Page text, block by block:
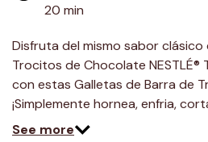
20 min
Disfruta del mismo sabor clásico
Trocitos de Chocolate NESTLÉ®
con estas Galletas de Barra de
¡Simplemente hornea, enfria,
See more